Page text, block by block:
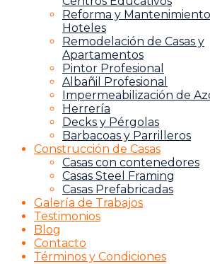
Reforma y
Hoteles
Remodelación de Casas y
Apartamentos
Pintor Profesional
Albañil Profesional
Impermeabilización de
Herrería
Decks y Pérgolas
Barbacoas y Parrilleros
Construcción de Casas
Casas con contenedores
Casas Steel Framing
Casas Prefabricadas
Galería de Trabajos
Testimonios
Blog
Contacto
Términos y Condiciones